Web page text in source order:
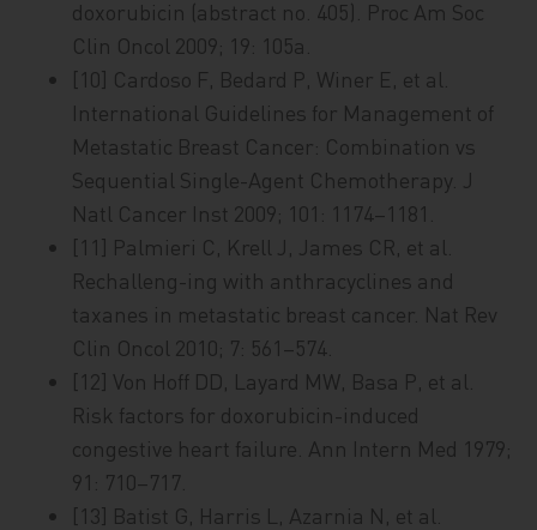
doxorubicin (abstract no. 405). Proc Am Soc
Clin Oncol 2009; 19: 105a.
[10] Cardoso F, Bedard P, Winer E, et al.
International Guidelines for Management of
Metastatic Breast Cancer: Combination vs
Sequential Single-Agent Chemotherapy. J
Natl Cancer Inst 2009; 101: 1174–1181.
[11] Palmieri C, Krell J, James CR, et al.
Rechalleng-ing with anthracyclines and
taxanes in metastatic breast cancer. Nat Rev
Clin Oncol 2010; 7: 561–574.
[12] Von Hoff DD, Layard MW, Basa P, et al.
Risk factors for doxorubicin-induced
congestive heart failure. Ann Intern Med 1979;
91: 710–717.
[13] Batist G, Harris L, Azarnia N, et al.